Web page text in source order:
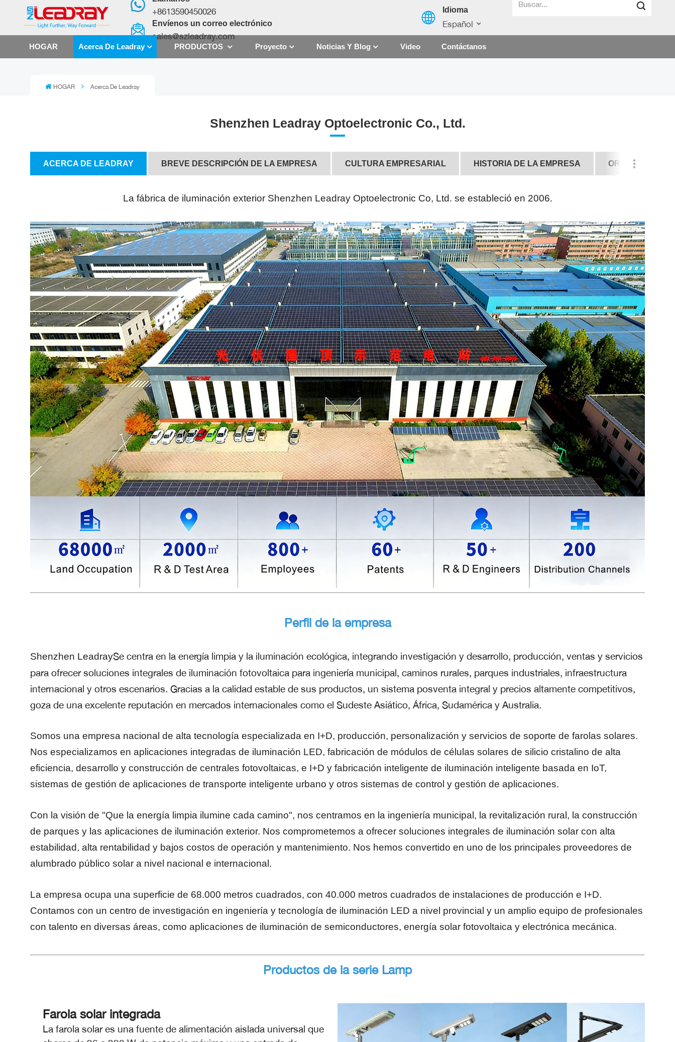
+8613590450026
Envíenos un correo electrónico
sales@szleadray.com
Idioma
Español
español
中文
HOGAR Acerca De Leadray PRODUCTOS Proyecto Noticias Y Blog Video Contáctanos
HOGAR Acerca De Leadray
Shenzhen Leadray Optoelectronic Co., Ltd.
ACERCA DE LEADRAY BREVE DESCRIPCIÓN DE LA EMPRESA CULTURA EMPRESARIAL HISTORIA DE LA EMPRESA ORGANIZACIÓN
La fábrica de iluminación exterior Shenzhen Leadray Optoelectronic Co, Ltd. se estableció en 2006.
Perfil de la empresa
Shenzhen LeadraySe centra en la energía limpia y la iluminación ecológica, integrando investigación y desarrollo, producción, ventas y servicios
para ofrecer soluciones integrales de iluminación fotovoltaica para ingeniería municipal, caminos rurales, parques industriales, infraestructura
internacional y otros escenarios. Gracias a la calidad estable de sus productos, un sistema posventa integral y precios altamente competitivos,
goza de una excelente reputación en mercados internacionales como el Sudeste Asiático, África, Sudamérica y Australia.
Somos una empresa nacional de alta tecnología especializada en I+D, producción, personalización y servicios de soporte de farolas solares.
Nos especializamos en aplicaciones integradas de iluminación LED, fabricación de módulos de células solares de silicio cristalino de alta
eficiencia, desarrollo y construcción de centrales fotovoltaicas, e I+D y fabricación inteligente de iluminación inteligente basada en IoT,
sistemas de gestión de aplicaciones de transporte inteligente urbano y otros sistemas de control y gestión de aplicaciones.
Con la visión de "Que la energía limpia ilumine cada camino", nos centramos en la ingeniería municipal, la revitalización rural, la construcción
de parques y las aplicaciones de iluminación exterior. Nos comprometemos a ofrecer soluciones integrales de iluminación solar con alta
estabilidad, alta rentabilidad y bajos costos de operación y mantenimiento. Nos hemos convertido en uno de los principales proveedores de
alumbrado público solar a nivel nacional e internacional.
La empresa ocupa una superficie de 68.000 metros cuadrados, con 40.000 metros cuadrados de instalaciones de producción e I+D.
Contamos con un centro de investigación en ingeniería y tecnología de iluminación LED a nivel provincial y un amplio equipo de profesionales
con talento en diversas áreas, como aplicaciones de iluminación de semiconductores, energía solar fotovoltaica y electrónica mecánica.
Productos de la serie Lamp
Farola solar integrada
La farola solar es una fuente de alimentación aislada universal que